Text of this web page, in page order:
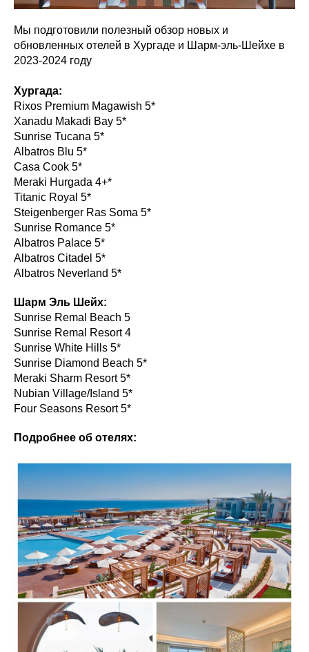
Мы подготовили полезный обзор новых и
обновленных отелей в Хургаде и Шарм-эль-Шейхе в
2023-2024 году
Хургада:
Rixos Premium Magawish 5*
Xanadu Makadi Bay 5*
Sunrise Tucana 5*
Albatros Blu 5*
Casa Cook 5*
Meraki Hurgada 4+*
Titanic Royal 5*
Steigenberger Ras Soma 5*
Sunrise Romance 5*
Albatros Palace 5*
Albatros Citadel 5*
Albatros Neverland 5*
Шарм Эль Шейх:
Sunrise Remal Beach 5
Sunrise Remal Resort 4
Sunrise White Hills 5*
Sunrise Diamond Beach 5*
Meraki Sharm Resort 5*
Nubian Village/Island 5*
Four Seasons Resort 5*
Подробнее об отелях: